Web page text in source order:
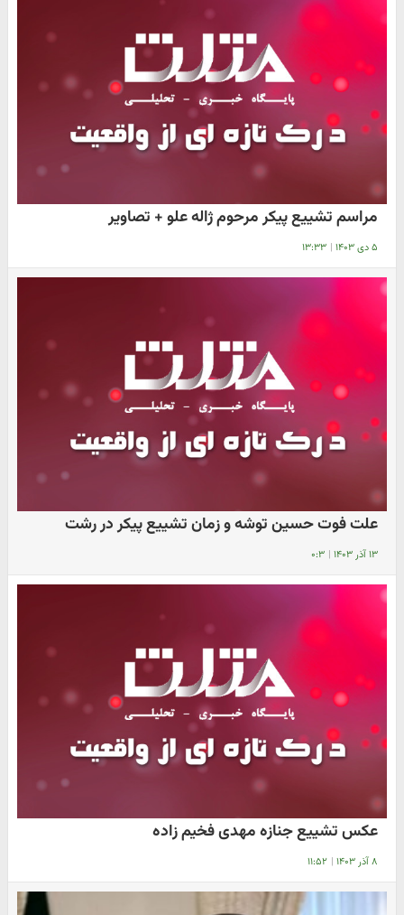
مراسم تشییع پیکر مرحوم ژاله علو + تصاویر
۵ دی ۱۴۰۳ | ۱۳:۳۳
علت فوت حسین توشه و زمان تشییع پیکر در رشت
۱۳ آذر ۱۴۰۳ | ۰:۳
عکس تشییع جنازه مهدی فخیم زاده
۸ آذر ۱۴۰۳ | ۱۱:۵۲